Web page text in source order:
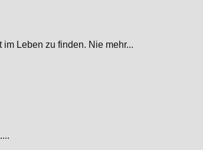
Leben zu finden. Nie mehr...